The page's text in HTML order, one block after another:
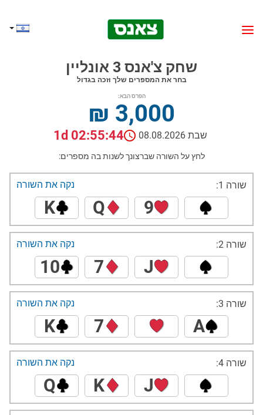
שחק צ'אנס 3 אונליין
בחר את המספרים שלך וזכה בגדול
הפרס הבא:
₪ 3,000
שבת 08.08.2026 1d 02:55:43
לחץ על השורה שברצונך לשנות בה מספרים:
שורה 1:
9
Q
K
נקה את השורה
שורה 2:
J
7
10
נקה את השורה
שורה 3:
A
7
K
נקה את השורה
שורה 4:
J
K
Q
נקה את השורה